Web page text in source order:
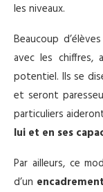
les niveaux.
Beaucoup
avec les chiffres,
potentiel. Ils se
et seront
particuliers
lui et en ses
Par ailleurs, ce
d’un